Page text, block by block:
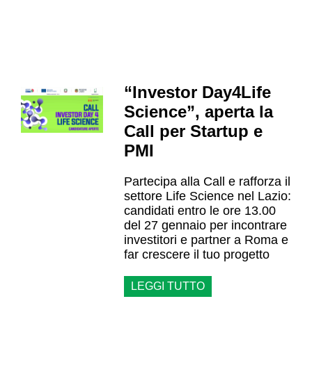
“Investor Day4Life
Science”, aperta la
Call per Startup e
PMI
Partecipa alla Call e rafforza il
settore Life Science nel Lazio:
candidati entro le ore 13.00
del 27 gennaio per incontrare
investitori e partner a Roma e
far crescere il tuo progetto
LEGGI TUTTO